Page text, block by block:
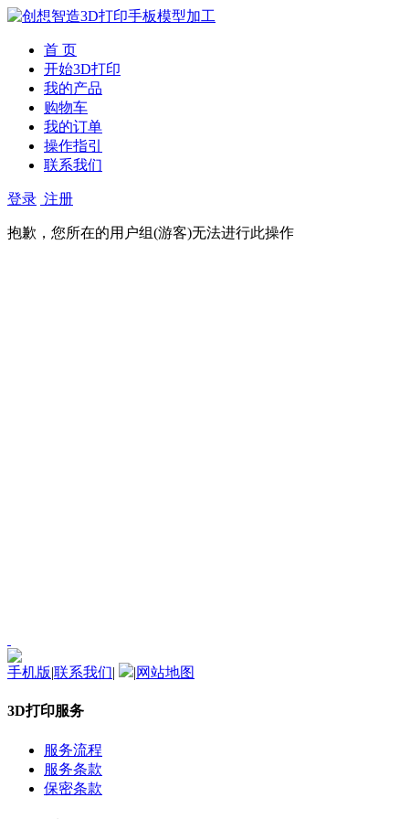
首 页
开始3D打印
我的产品
购物车
我的订单
操作指引
联系我们
登录 注册
抱歉，您所在的用户组(游客)无法进行此操作
手机版|联系我们| |网站地图
3D打印服务
服务流程
服务条款
保密条款